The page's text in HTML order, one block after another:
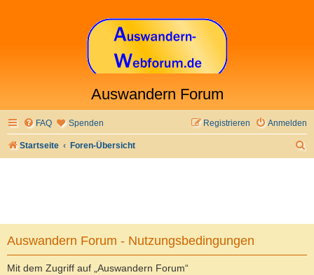
Auswandern Forum
FAQ Spenden Anmelden
Registrieren
Startseite Foren-Übersicht
Auswandern Forum - Nutzungsbedingungen
Mit dem Zugriff auf „Auswandern Forum“